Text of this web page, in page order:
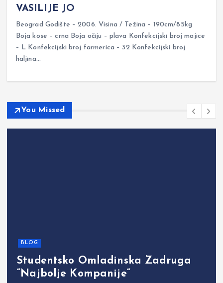
VASILIJE JO
Beograd Godište – 2006. Visina / Težina – 190cm/85kg
Boja kose – crna Boja očiju – plava Konfekcijski broj majice
– L Konfekcijski broj farmerica – 32 Konfekcijski broj
haljina…
You Missed
Hostess / event models
Sports models
SOFIJA PA